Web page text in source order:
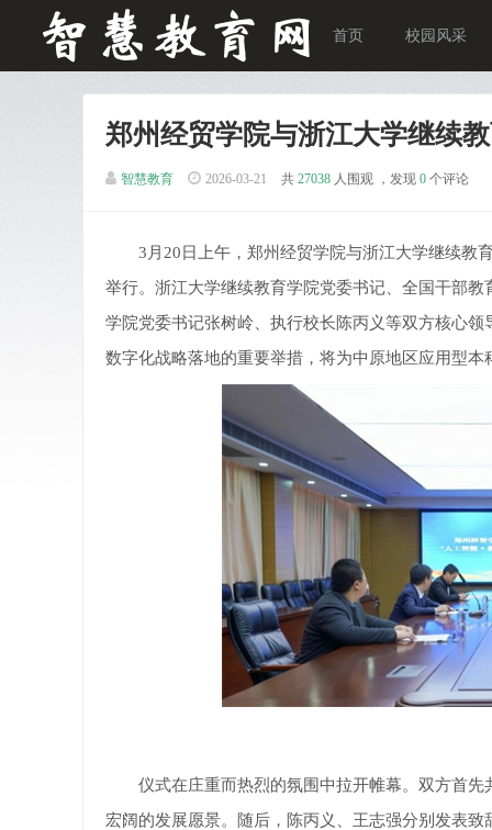
首页 校园风采
郑州经贸学院与浙江大学继续
智慧教育 2026-03-21 共 27038 人围观 ，发现 0 个评论
3月20日上午，郑州经贸学院与浙江大学继续教育
举行。浙江大学继续教育学院党委书记、全国干部
学院党委书记张树岭、执行校长陈丙义等双方核心
数字化战略落地的重要举措，将为中原地区应用型
仪式在庄重而热烈的氛围中拉开帷幕。双方首先
宏阔的发展愿景。随后，陈丙义、王志强分别发表